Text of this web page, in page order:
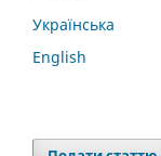
Українська
English